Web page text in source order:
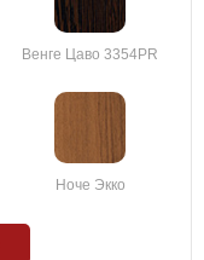
Венге Цаво 3354PR
Ноче Экко